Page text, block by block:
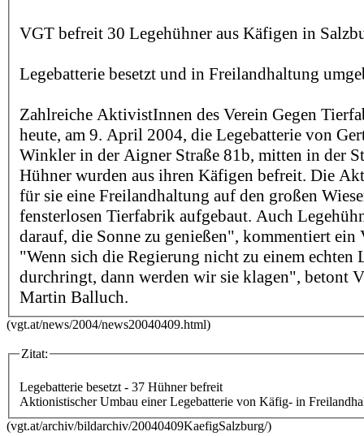
VGT befreit 30 Legehühner aus Käfigen in
Legebatterie besetzt und in Freilandhaltung
Zahlreiche AktivistInnen des Verein Gegen
heute, am 9. April 2004, die Legebatterie von
Winkler in der Aigner Straße 81b, mitten in der
Hühner wurden aus ihren Käfigen befreit. Die
für sie eine Freilandhaltung auf den großen
fensterlosen Tierfabrik aufgebaut. Auch
darauf, die Sonne zu genießen", kommentiert
"Wenn sich die Regierung nicht zu einem echten
durchringt, dann werden wir sie klagen", betont
Martin Balluch.
(vgt.at/news/2004/news20040409.html)
Zitat:
Legebatterie besetzt - 37 Hühner befreit
Aktionistischer Umbau einer Legebatterie von Käfig- in
(vgt.at/archiv/bildarchiv/20040409KaefigSalzburg/)